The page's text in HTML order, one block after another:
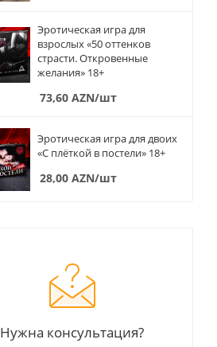
Эротическая игра для
взрослых «50 оттенков
страсти. Откровенные
желания» 18+
73,60 AZN/шт
Эротическая игра для двоих
«С плёткой в постели» 18+
28,00 AZN/шт
Нужна консультация?